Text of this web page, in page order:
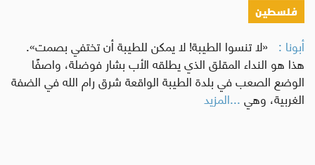
فلسطين
أبونا : «لا تنسوا الطيبة! لا يمكن للطيبة أن تختفي بصمت».
هذا هو النداء المقلق الذي يطلقه الأب بشار فوضلة، واصفًا
الوضع الصعب في بلدة الطيبة الواقعة شرق رام الله في الضفة
الغربية، وهي...المزيد